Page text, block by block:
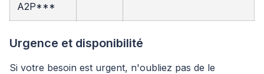
A2P***
Urgence et disponibilité
Si votre besoin est urgent, n'oubliez pas de le